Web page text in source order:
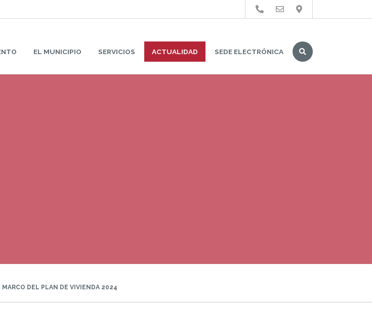
EL MUNICIPIO SERVICIOS ACTUALIDAD SEDE ELECTRÓNICA
Buscar
DEL PLAN DE VIVIENDA 2024